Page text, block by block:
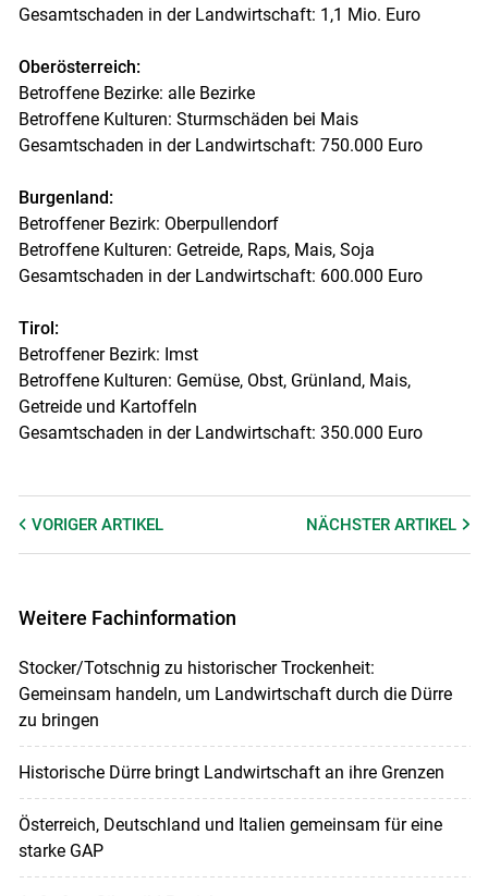
Gesamtschaden in der Landwirtschaft: 1,1 Mio. Euro
Oberösterreich:
Betroffene Bezirke: alle Bezirke
Betroffene Kulturen: Sturmschäden bei Mais
Gesamtschaden in der Landwirtschaft: 750.000 Euro
Burgenland:
Betroffener Bezirk: Oberpullendorf
Betroffene Kulturen: Getreide, Raps, Mais, Soja
Gesamtschaden in der Landwirtschaft: 600.000 Euro
Tirol:
Betroffener Bezirk: Imst
Betroffene Kulturen: Gemüse, Obst, Grünland, Mais,
Getreide und Kartoffeln
Gesamtschaden in der Landwirtschaft: 350.000 Euro
VORIGER ARTIKEL NÄCHSTERARTIKEL
Weitere Fachinformation
Stocker/Totschnig zu historischer Trockenheit:
Gemeinsam handeln, um Landwirtschaft durch die Dürre
zu bringen
Historische Dürre bringt Landwirtschaft an ihre Grenzen
Österreich, Deutschland und Italien gemeinsam für eine
starke GAP